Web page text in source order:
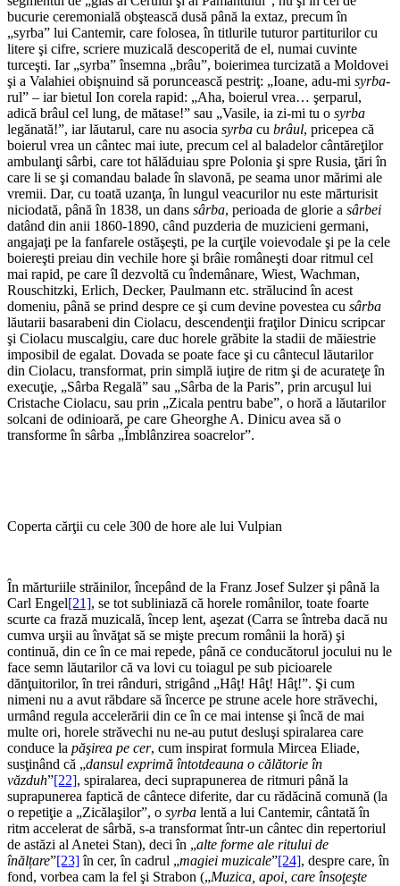
bucurie ceremonială obştească dusă până la extaz, precum în
„syrba” lui Cantemir, care folosea, în titlurile tuturor partiturilor cu
litere şi cifre, scriere muzicală descoperită de el, numai cuvinte
turceşti. Iar „syrba” însemna „brâu”, boierimea turcizată a Moldovei
şi a Valahiei obişnuind să poruncească pestriţ: „Ioane, adu-mi syrba-
rul” – iar bietul Ion corela rapid: „Aha, boierul vrea… şerparul,
adică brâul cel lung, de mătase!” sau „Vasile, ia zi-mi tu o syrba
legănată!”, iar lăutarul, care nu asocia syrba cu brâul, pricepea că
boierul vrea un cântec mai iute, precum cel al baladelor cântăreţilor
ambulanţi sârbi, care tot hălăduiau spre Polonia şi spre Rusia, ţări în
care li se şi comandau balade în slavonă, pe seama unor mărimi ale
vremii. Dar, cu toată uzanţa, în lungul veacurilor nu este mărturisit
niciodată, până în 1838, un dans sârba, perioada de glorie a sârbei
datând din anii 1860-1890, când puzderia de muzicieni germani,
angajaţi pe la fanfarele ostăşeşti, pe la curţile voievodale şi pe la cele
boiereşti preiau din vechile hore şi brâie româneşti doar ritmul cel
mai rapid, pe care îl dezvoltă cu îndemânare, Wiest, Wachman,
Rouschitzki, Erlich, Decker, Paulmann etc. strălucind în acest
domeniu, până se prind despre ce şi cum devine povestea cu sârba
lăutarii basarabeni din Ciolacu, descendenţii fraţilor Dinicu scripcar
şi Ciolacu muscalgiu, care duc horele grăbite la stadii de măiestrie
imposibil de egalat. Dovada se poate face şi cu cântecul lăutarilor
din Ciolacu, transformat, prin simplă iuţire de ritm şi de acurateţe în
execuţie, „Sârba Regală” sau „Sârba de la Paris”, prin arcuşul lui
Cristache Ciolacu, sau prin „Zicala pentru babe”, o horă a lăutarilor
solcani de odinioară, pe care Gheorghe A. Dinicu avea să o
transforme în sârba „Îmblânzirea soacrelor”.
Coperta cărţii cu cele 300 de hore ale lui Vulpian
În mărturiile străinilor, începând de la Franz Josef Sulzer şi până la
Carl Engel[21], se tot subliniază că horele românilor, toate foarte
scurte ca frază muzicală, încep lent, aşezat (Carra se întreba dacă nu
cumva urşii au învăţat să se mişte precum românii la horă) şi
continuă, din ce în ce mai repede, până ce conducătorul jocului nu le
face semn lăutarilor că va lovi cu toiagul pe sub picioarele
dănţuitorilor, în trei rânduri, strigând „Hâţ! Hâţ! Hâţ!”. Şi cum
nimeni nu a avut răbdare să încerce pe strune acele hore străvechi,
urmând regula accelerării din ce în ce mai intense şi încă de mai
multe ori, horele străvechi nu ne-au putut desluşi spiralarea care
conduce la păşirea pe cer, cum inspirat formula Mircea Eliade,
susţinând că „dansul exprimă întotdeauna o călătorie în
văzduh”[22], spiralarea, deci suprapunerea de ritmuri până la
suprapunerea faptică de cântece diferite, dar cu rădăcină comună (la
o repetiţie a „Zicălaşilor”, o syrba lentă a lui Cantemir, cântată în
ritm accelerat de sârbă, s-a transformat într-un cântec din repertoriul
de astăzi al Anetei Stan), deci în „alte forme ale ritului de
înălțare”[23]în cer, în cadrul „magiei muzicale”[24], despre care, în
fond, vorbea cam la fel şi Strabon („Muzica, apoi, care însoţeşte